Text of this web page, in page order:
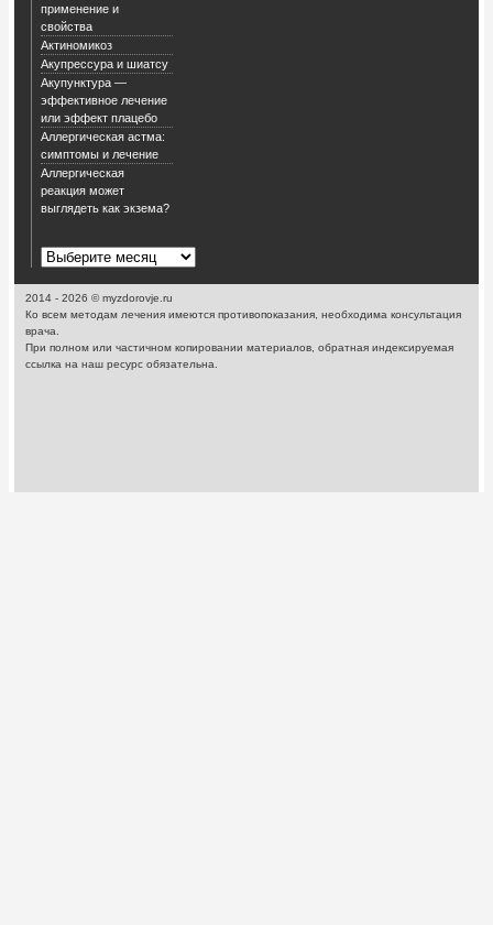
применение и
свойства
Актиномикоз
Акупрессура и шиатсу
Акупунктура —
эффективное лечение
или эффект плацебо
Аллергическая астма:
симптомы и лечение
Аллергическая
реакция может
выглядеть как экзема?
2014 - 2026 © myzdorovje.ru
Ко всем методам лечения имеются противопоказания, необходима консультация
врача.
При полном или частичном копировании материалов, обратная индексируемая
ссылка на наш ресурс обязательна.